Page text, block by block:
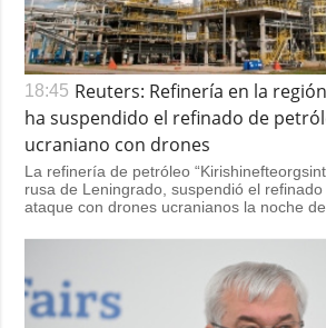
18:45 Reuters: Refinería en la
ha suspendido el refinado de
ucraniano con drones
La refinería de petróleo
rusa de Leningrado, suspendió el
ataque con drones ucranianos la noche